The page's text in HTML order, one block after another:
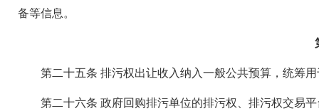
备等信息。
第二十五条 排污权出让收入纳入一般公共预算，统筹用
第二十六条 政府回购排污单位的排污权、排污权交易平